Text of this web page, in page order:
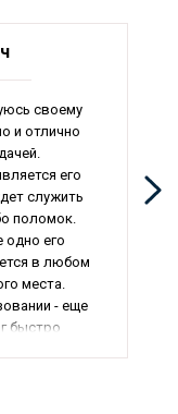
своему
и отлично
его
служить
поломок.
одно его
в любом
места.
- еще
быстро